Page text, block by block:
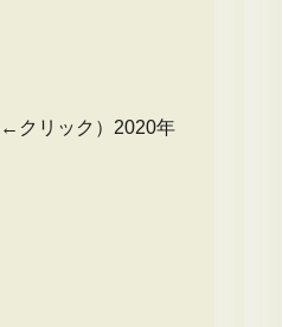
←クリック）2020年